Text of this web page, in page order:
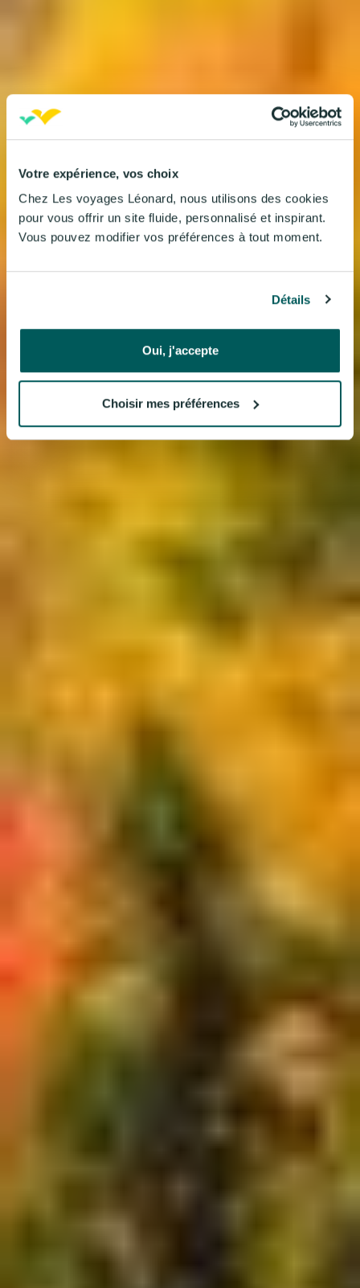
Votre expérience, vos choix
Chez Les voyages Léonard, nous utilisons des cookies
pour vous offrir un site fluide, personnalisé et inspirant.
Vous pouvez modifier vos préférences à tout moment.
Détails
Oui, j'accepte
Choisir mes préférences